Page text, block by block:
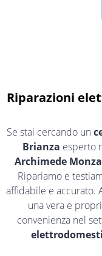
Riparazioni
Se stai cercando un
Brianza esperto
Archimede
Ripariamo e
affidabile e accurato.
una vera e
convenienza nel